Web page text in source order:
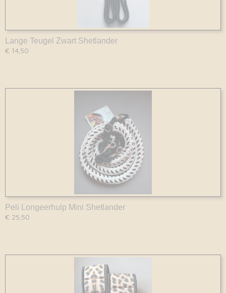
Lange Teugel Zwart Shetlander
€ 14,50
Peli Longeerhulp Mini Shetlander
€ 25,50